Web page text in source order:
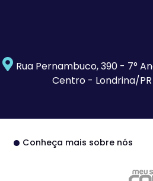
Rua Pernambuco, 390 - 7°
Centro - Londrina/
Conheça mais sobre nós